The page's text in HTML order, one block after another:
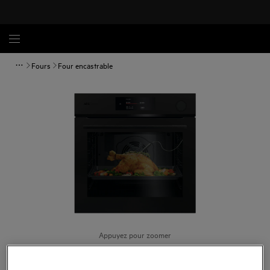
Fours Four encastrable
Appuyez pour zoomer